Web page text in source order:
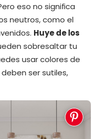
eso no significa
neutros, como el
Huye de los
sobresaltar tu
usar colores de
ser sutiles,